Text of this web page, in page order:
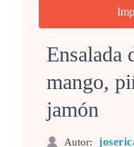
Ensalada
mango,
jamón
Autor: